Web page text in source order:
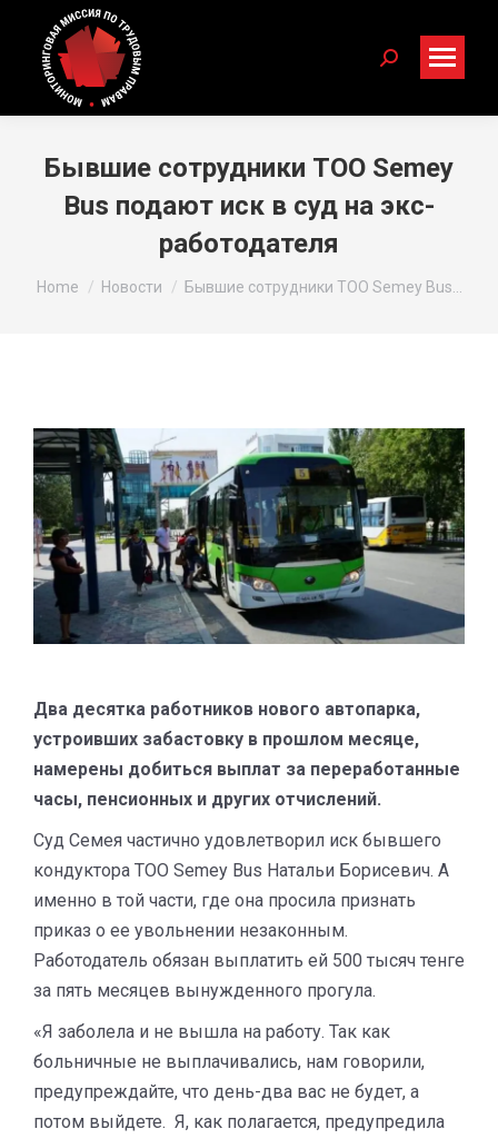
Search:
Бывшие сотрудники ТОО Semey
Bus подают иск в суд на экс-
работодателя
You are here:
Home Новости Бывшие сотрудники ТОО Semey Bus…
Два десятка работников нового автопарка,
устроивших забастовку в прошлом месяце,
намерены добиться выплат за переработанные
часы, пенсионных и других отчислений.
Суд Семея частично удовлетворил иск бывшего
кондуктора ТОО Semey Bus Натальи Борисевич. А
именно в той части, где она просила признать
приказ о ее увольнении незаконным.
Работодатель обязан выплатить ей 500 тысяч тенге
за пять месяцев вынужденного прогула.
«Я заболела и не вышла на работу. Так как
больничные не выплачивались, нам говорили,
предупреждайте, что день-два вас не будет, а
потом выйдете. Я, как полагается, предупредила